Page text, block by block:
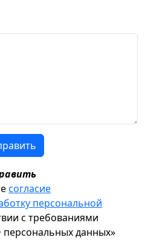
согласие
персональной
с требованиями
данных»